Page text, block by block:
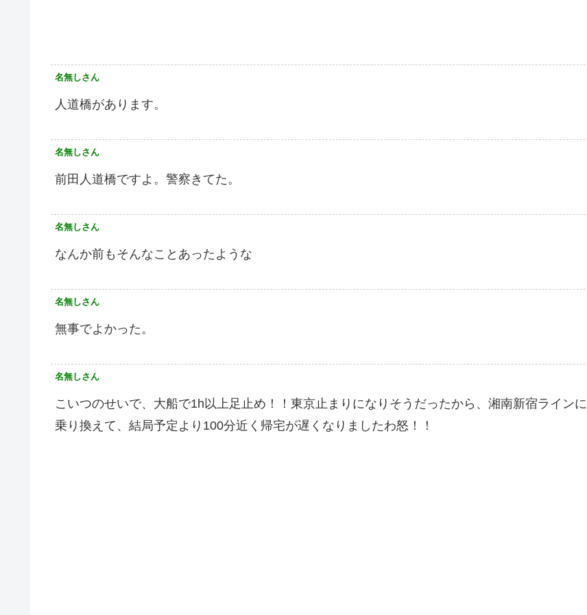
名無しさん
人道橋があります。
名無しさん
前田人道橋ですよ。警察きてた。
名無しさん
なんか前もそんなことあったような
名無しさん
無事でよかった。
名無しさん
こいつのせいで、大船で1h以上足止め！！東京止まりになりそうだったから、湘南新宿ラインに
乗り換えて、結局予定より100分近く帰宅が遅くなりましたわ怒！！